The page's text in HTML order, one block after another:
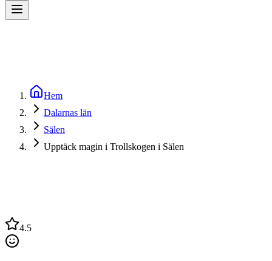
Hem
Dalarnas län
Sälen
Upptäck magin i Trollskogen i Sälen
4.5